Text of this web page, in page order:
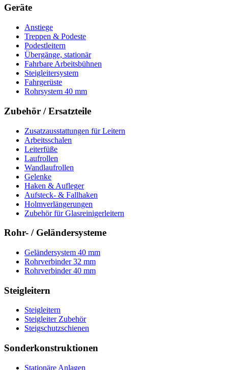
Geräte
Anstiege
Treppen & Podeste
Podestleitern
Übergänge, stationär
Fahrbare Arbeitsbühnen
Steigleitersystem
Fahrgerüste
Rohrsystem 40 mm
Zubehör / Ersatzteile
Zusatzausstattungen für Leitern
Arbeitsschalen
Leiterfüße
Laufrollen
Wandlaufrollen
Gelenke
Haken & Aufleger
Aufsteck- & Fallhaken
Holmverlängerungen
Zubehör für Glasreinigerleitern
Rohr- / Geländersysteme
Geländersystem 40 mm
Rohrverbinder 32 mm
Rohrverbinder 40 mm
Steigleitern
Steigleitern
Steigleiter Zubehör
Steigschutzschienen
Sonderkonstruktionen
Stationäre Anlagen